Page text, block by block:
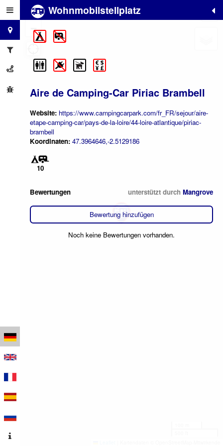
Wohnmobilstellplatz
Aire de Camping-Car Piriac Brambell
Website: https://www.campingcarpark.com/fr_FR/sejour/aire-
etape-camping-car/pays-de-la-loire/44-loire-atlantique/piriac-
brambell
Koordinaten: 47.3964646,-2.5129186
10
Bewertungen unterstützt durch Mangrove
Bewertung hinzufügen
Noch keine Bewertungen vorhanden.
+
−